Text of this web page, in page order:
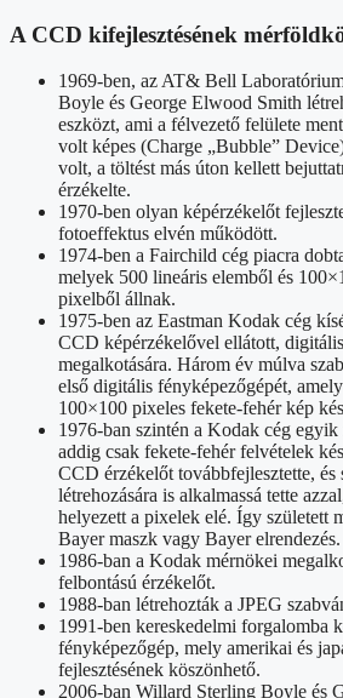
A CCD kifejlesztésének
1969-ben, az AT& Bell
Boyle és George Elwood Smith
eszközt, ami a félvezető felülete
volt képes (Charge „Bubble”
volt, a töltést más úton kellett
érzékelte.
1970-ben olyan képérzékelőt
fotoeffektus elvén működött.
1974-ben a Fairchild cég piacra
melyek 500 lineáris elemből és
pixelből állnak.
1975-ben az Eastman Kodak cég
CCD képérzékelővel ellátott,
megalkotására. Három év múlva
első digitális fényképezőgépét,
100×100 pixeles fekete-fehér kép
1976-ban szintén a Kodak cég
addig csak fekete-fehér felvételek
CCD érzékelőt továbbfejlesztette, és
létrehozására is alkalmassá tette
helyezett a pixelek elé. Így született
Bayer maszk vagy Bayer elrendezés.
1986-ban a Kodak mérnökei
felbontású érzékelőt.
1988-ban létrehozták a JPEG
1991-ben kereskedelmi forgalomba
fényképezőgép, mely amerikai és
fejlesztésének köszönhető.
2006-ban Willard Sterling Boyle és